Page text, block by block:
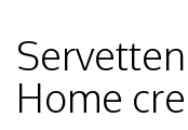
Home